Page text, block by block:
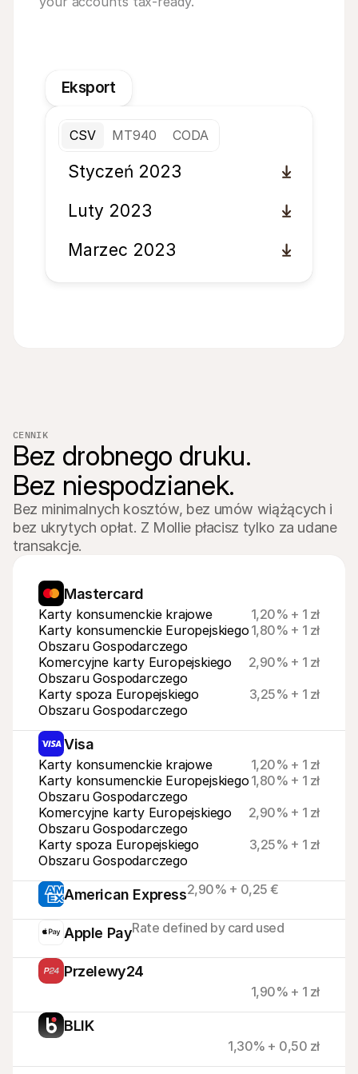
Eksport
CSV MT940 CODA
Styczeń 2023
Luty 2023
Marzec 2023
CENNIK
Bez drobnego druku.
Bez niespodzianek.
Bez minimalnych kosztów, bez umów wiążących i
bez ukrytych opłat. Z Mollie płacisz tylko za udane
transakcje.
Mastercard
Karty konsumenckie Europejskiego
Obszaru Gospodarczego
1,80% + 1 zł
Komercyjne karty Europejskiego
Obszaru Gospodarczego
2,90% + 1 zł
Karty spoza Europejskiego
Obszaru Gospodarczego
3,25% + 1 zł
Karty konsumenckie krajowe 1,20% + 1 zł
Visa
Karty konsumenckie Europejskiego
Obszaru Gospodarczego
1,80% + 1 zł
Komercyjne karty Europejskiego
Obszaru Gospodarczego
2,90% + 1 zł
Karty spoza Europejskiego
Obszaru Gospodarczego
3,25% + 1 zł
Karty konsumenckie krajowe 1,20% + 1 zł
American Express2,90% + 0,25 €
Apple PayRate defined by card used
Przelewy24
1,90% + 1 zł
BLIK
1,30% + 0,50 zł